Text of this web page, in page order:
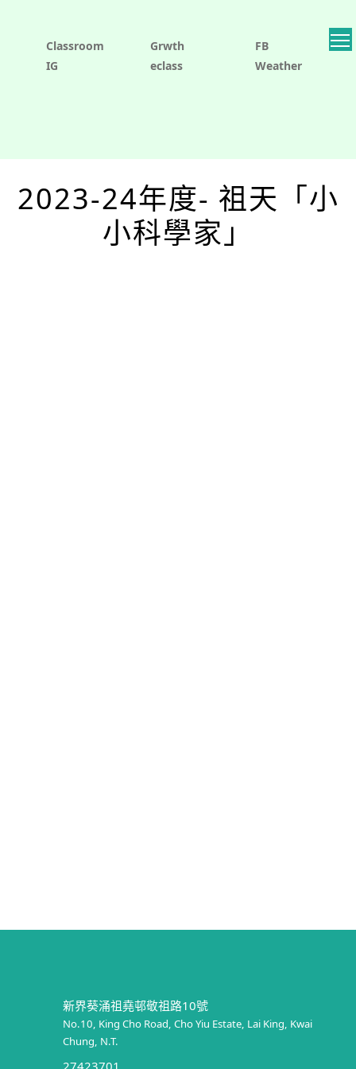
Classroom Grwth
FB
IG
eclass Weather
2023-24年度- 祖天「小
小科學家」
新界葵涌祖堯邨敬祖路10號
No.10, King Cho Road, Cho Yiu Estate, Lai King, Kwai
Chung, N.T.
27423701